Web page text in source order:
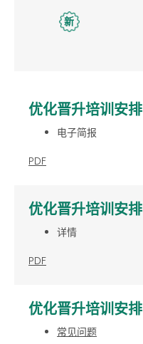
新
优化晋升培训安排
电子简报
PDF
优化晋升培训安排
详情
PDF
优化晋升培训安排
常见问题